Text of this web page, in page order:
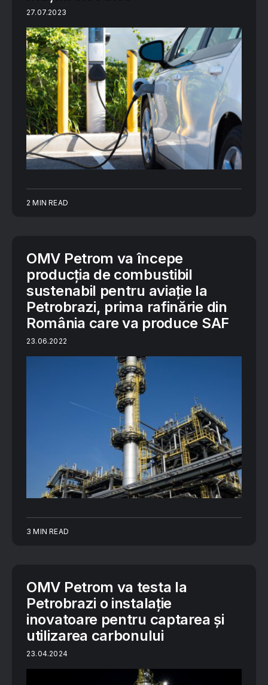
27.07.2023
2 MIN READ
OMV Petrom va începe
producția de combustibil
sustenabil pentru aviație la
Petrobrazi, prima rafinărie din
România care va produce SAF
23.06.2022
3 MIN READ
OMV Petrom va testa la
Petrobrazi o instalație
inovatoare pentru captarea și
utilizarea carbonului
23.04.2024